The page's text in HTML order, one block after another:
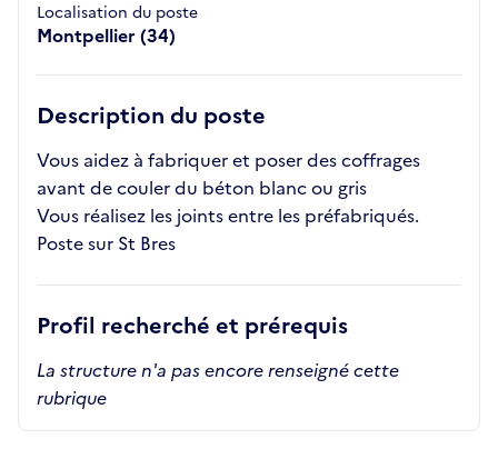
Localisation du poste
Montpellier (34)
Description du poste
Vous aidez à fabriquer et poser des coffrages
avant de couler du béton blanc ou gris
Vous réalisez les joints entre les préfabriqués.
Poste sur St Bres
Profil recherché et prérequis
La structure n'a pas encore renseigné cette
rubrique